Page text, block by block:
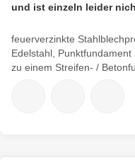
feuerverzinkte
Edelstahl,
zu einem Streifen- /
und ist einzeln leider